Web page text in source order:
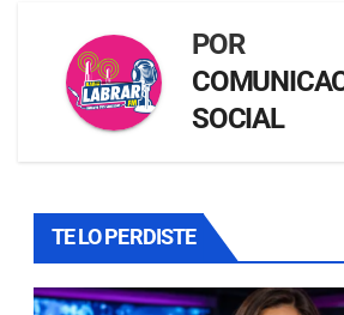
POR
SOCIAL
TE LO PERDISTE